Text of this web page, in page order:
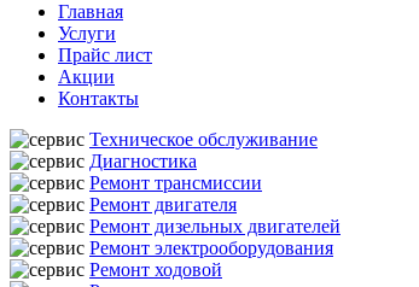
Главная
Услуги
Прайс лист
Акции
Контакты
Техническое обслуживание
Диагностика
Ремонт трансмиссии
Ремонт двигателя
Ремонт дизельных двигателей
Ремонт электрооборудования
Ремонт ходовой